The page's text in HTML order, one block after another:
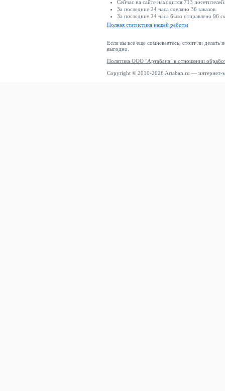
Сейчас на сайте находится 713 посетителей.
За последние 24 часа сделано 36 заказов.
За последние 24 часа было отправлено 96
Полная статистика нашей работы
Если вы все еще сомневаетесь, стоит ли делать
выгодно.
Политика ООО "Артабана" в отношении
Copyright © 2010-2026 Artaban.ru — интернет-